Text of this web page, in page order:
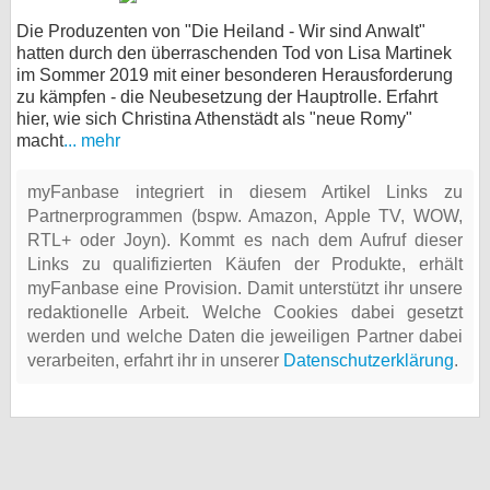
Die Produzenten von "Die Heiland - Wir sind Anwalt"
hatten durch den überraschenden Tod von Lisa Martinek
im Sommer 2019 mit einer besonderen Herausforderung
zu kämpfen - die Neubesetzung der Hauptrolle. Erfahrt
hier, wie sich Christina Athenstädt als "neue Romy"
macht... mehr
myFanbase integriert in diesem Artikel Links zu
Partnerprogrammen (bspw. Amazon, Apple TV, WOW,
RTL+ oder Joyn). Kommt es nach dem Aufruf dieser
Links zu qualifizierten Käufen der Produkte, erhält
myFanbase eine Provision. Damit unterstützt ihr unsere
redaktionelle Arbeit. Welche Cookies dabei gesetzt
werden und welche Daten die jeweiligen Partner dabei
verarbeiten, erfahrt ihr in unserer Datenschutzerklärung.